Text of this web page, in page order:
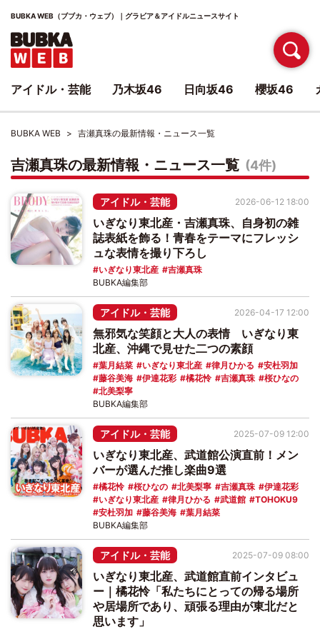
BUBKA WEB（ブブカ・ウェブ）｜グラビア＆アイドルニュースサイト
BUBKA WEB 吉瀬真珠の最新情報・ニュース一覧
吉瀬真珠の最新情報・ニュース一覧 (4件)
アイドル・芸能
いぎなり東北産・吉瀬真珠、自身初の雑
誌表紙を飾る！青春をテーマにフレッシ
ュな表情を撮り下ろし
いぎなり東北産 吉瀬真珠
2026-06-12 18:00
BUBKA編集部
アイドル・芸能
無邪気な笑顔と大人の表情 いぎなり東
北産、沖縄で見せた二つの素顔
葉月結菜 いぎなり東北産 律月ひかる
安杜羽加
藤谷美海
伊達花彩 橘花怜 吉瀬真珠
桜ひなの
北美梨寧
2026-04-17 12:00
BUBKA編集部
アイドル・芸能
いぎなり東北産、武道館公演直前！メン
バーが選んだ推し楽曲9選
橘花怜 桜ひなの 北美梨寧 吉瀬真珠
伊達花彩
いぎなり東北産
律月ひかる 武道館
TOHOKU9
安杜羽加
藤谷美海 葉月結菜
2025-07-09 12:00
BUBKA編集部
アイドル・芸能
いぎなり東北産、武道館直前インタビュ
ー｜橘花怜「私たちにとっての帰る場所
や居場所であり、頑張る理由が東北だと
思います」
2025-07-09 08:00
アイドル・芸能 乃木坂46 日向坂46 櫻坂46